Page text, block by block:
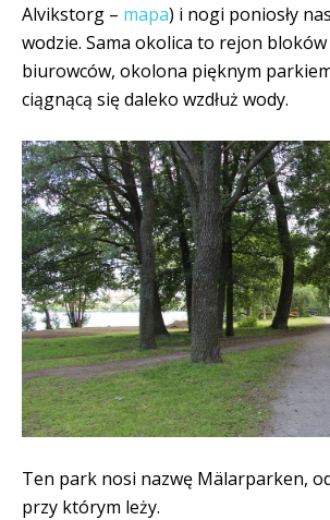
Alvikstorg – mapa) i nogi poniosły
wodzie. Sama okolica to rejon
biurowców, okolona pięknym
ciągnącą się daleko wzdłuż wody.
Ten park nosi nazwę Mälarparken,
przy którym leży.